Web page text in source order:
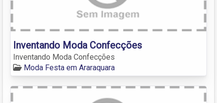
Inventando Moda Confecções
Inventando Moda Confecções
Moda Festa em Araraquara